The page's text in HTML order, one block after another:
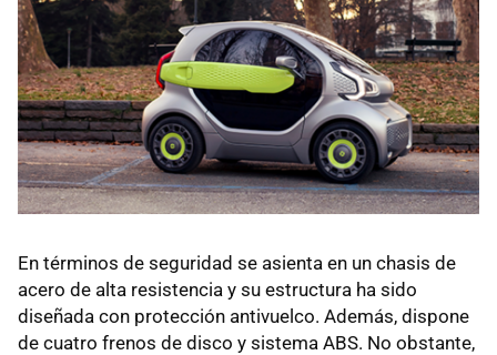
En términos de seguridad se asienta en un chasis de
acero de alta resistencia y su estructura ha sido
diseñada con protección antivuelco. Además, dispone
de cuatro frenos de disco y sistema ABS. No obstante,